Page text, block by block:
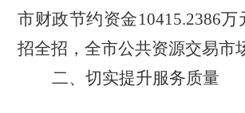
市财政节约资金10415.2386万
招全招，全市公共资源交易市
二、切实提升服务质量